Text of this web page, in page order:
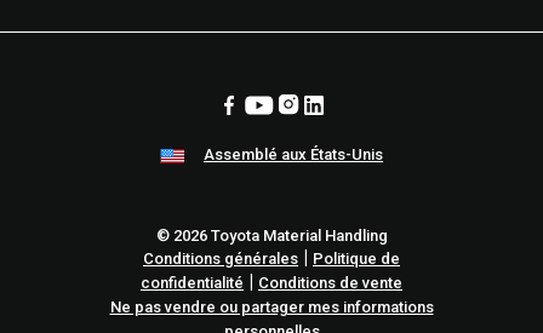
Assemblé aux États-Unis
© 2026 Toyota Material Handling
Conditions générales | Politique de
confidentialité | Conditions de vente
Ne pas vendre ou partager mes informations